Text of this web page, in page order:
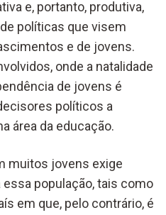
e, portanto, produtiva,
políticas que visem
e de jovens.
onde a natalidade
de jovens é
políticos a
área da educação.
muitos jovens exige
população, tais como
em que, pelo contrário, é